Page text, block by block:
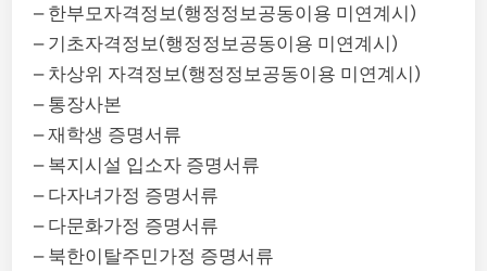
– 한부모자격정보(행정정보공동이용 미연계시)
– 기초자격정보(행정정보공동이용 미연계시)
– 차상위 자격정보(행정정보공동이용 미연계시)
– 통장사본
– 재학생 증명서류
– 복지시설 입소자 증명서류
– 다자녀가정 증명서류
– 다문화가정 증명서류
– 북한이탈주민가정 증명서류